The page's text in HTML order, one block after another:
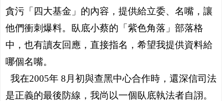
貪污「四大基金」的內容，提供給立委、名嘴，讓
他們衝刺爆料。臥底小蔡的「紫色角落」部落格
中，也有讀友回應，直接指名，希望我提供資料給
哪個名嘴。
我在2005年 8月初與查黑中心合作時，還深信司法
是正義的最後防線，我尚以一個臥底執法者自詡。